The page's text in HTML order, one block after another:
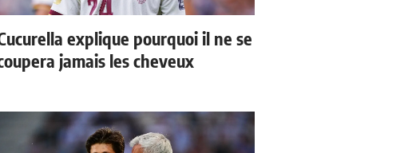
explique pourquoi il ne se
jamais les cheveux